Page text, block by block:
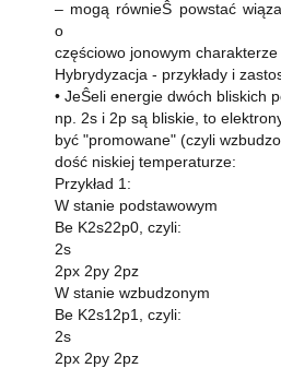
– mogą równieŜ powstać
o
częściowo jonowym charakterze
Hybrydyzacja - przykłady i
• JeŜeli energie dwóch bliskich
np. 2s i 2p są bliskie, to
być "promowane" (czyli
dość niskiej temperaturze:
Przykład 1:
W stanie podstawowym
Be K2s22p0, czyli:
2s
2px 2py 2pz
W stanie wzbudzonym
Be K2s12p1, czyli:
2s
2px 2py 2pz